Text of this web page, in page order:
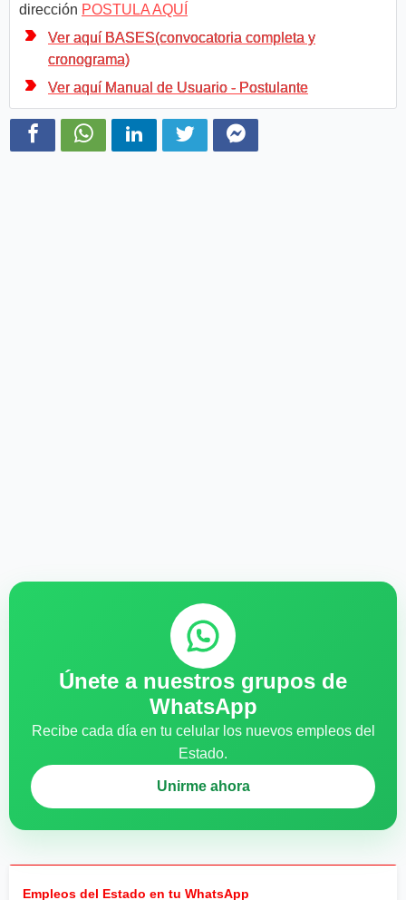
dirección POSTULA AQUÍ
Ver aquí BASES(convocatoria completa y
cronograma)
Ver aquí Manual de Usuario - Postulante
Únete a nuestros grupos de
WhatsApp
Recibe cada día en tu celular los nuevos empleos del
Estado.
Unirme ahora
Empleos del Estado en tu WhatsApp